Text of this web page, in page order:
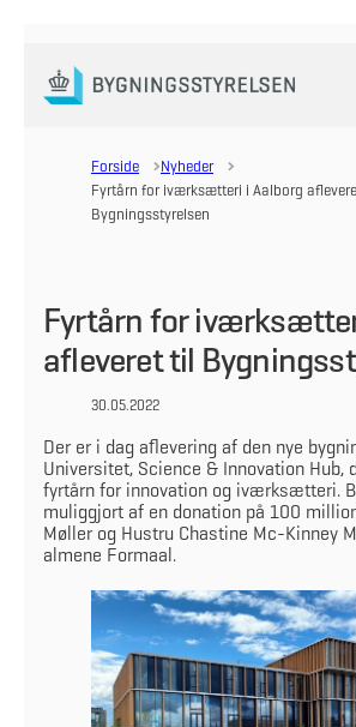
Gå til forsiden
Forside
Nyheder
Fyrtårn for iværksætteri i Aalborg
Bygningsstyrelsen
Fyrtårn for
afleveret til
30.05.2022
Der er i dag aflevering af den nye
Universitet, Science & Innovation Hub,
fyrtårn for innovation og iværksætteri.
muliggjort af en donation på 100
Møller og Hustru Chastine Mc-Kinney
almene Formaal.